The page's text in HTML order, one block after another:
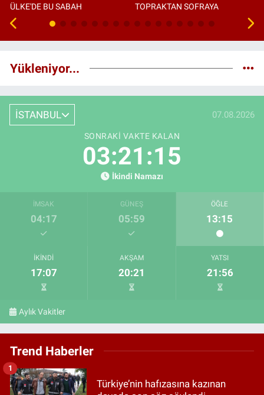
ÜLKE'DE BU SABAH TOPRAKTAN SOFRAYA
Yükleniyor...
İSTANBUL 07.08.2026
SONRAKI VAKTE KALAN
03:21:14
İkindi Namazı
İMSAK
04:17
GÜNEŞ
05:59
ÖĞLE
13:15
İKINDI
17:07
AKŞAM
20:21
YATSI
21:56
Aylık Vakitler
Trend Haberler
Türkiye’nin hafızasına kazınan
1